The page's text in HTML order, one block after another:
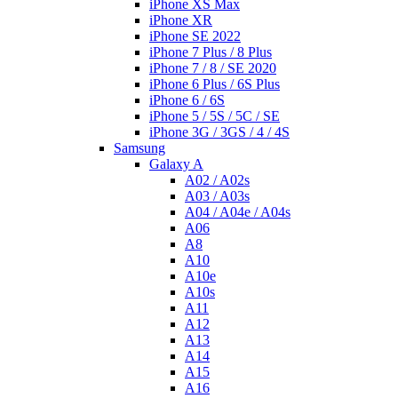
iPhone XS Max
iPhone XR
iPhone SE 2022
iPhone 7 Plus / 8 Plus
iPhone 7 / 8 / SE 2020
iPhone 6 Plus / 6S Plus
iPhone 6 / 6S
iPhone 5 / 5S / 5C / SE
iPhone 3G / 3GS / 4 / 4S
Samsung
Galaxy A
A02 / A02s
A03 / A03s
A04 / A04e / A04s
A06
A8
A10
A10e
A10s
A11
A12
A13
A14
A15
A16